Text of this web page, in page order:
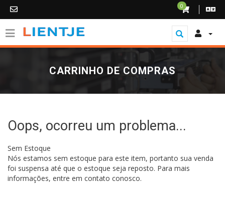
0
CARRINHO DE COMPRAS
Oops, ocorreu um problema...
Sem Estoque
Nós estamos sem estoque para este item, portanto sua venda
foi suspensa até que o estoque seja reposto. Para mais
informações, entre em contato conosco.